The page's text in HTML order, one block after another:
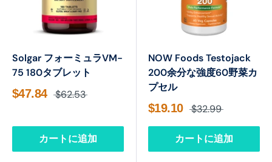
Solgar フォーミュラVM-
75 180タブレット
$47.84 $62.53
カートに追加
NOW Foods Testojack
200余分な強度60野菜カ
プセル
$19.10 $32.99
カートに追加